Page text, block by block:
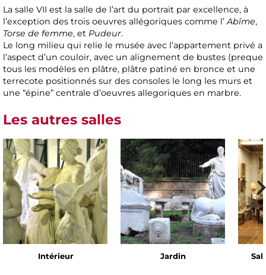
La salle VII est la salle de l’art du portrait par excellence, à
l’exception des trois oeuvres allégoriques comme l’Abîme,
Torse de femme, et Pudeur.
Le long milieu qui relie le musée avec l’appartement privé a
l’aspect d’un couloir, avec un alignement de bustes (preque
tous les modèles en plâtre, plâtre patiné en bronce et une
terrecote positionnés sur des consoles le long les murs et
une “épine” centrale d’oeuvres allegoriques en marbre.
Les autres salles
Intérieur Jardin